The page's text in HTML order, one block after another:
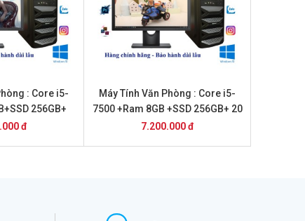
: Core i5-
256GB+
Dellđ
Máy Tính Văn Phòng : Core i5-
7500 +Ram 8GB +SSD 256GB+ 20
inch DELL
7.200.000 đ